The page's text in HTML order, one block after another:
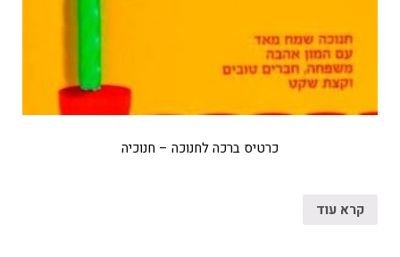
כרטיס ברכה לחנוכה – חנוכיה
קרא עוד